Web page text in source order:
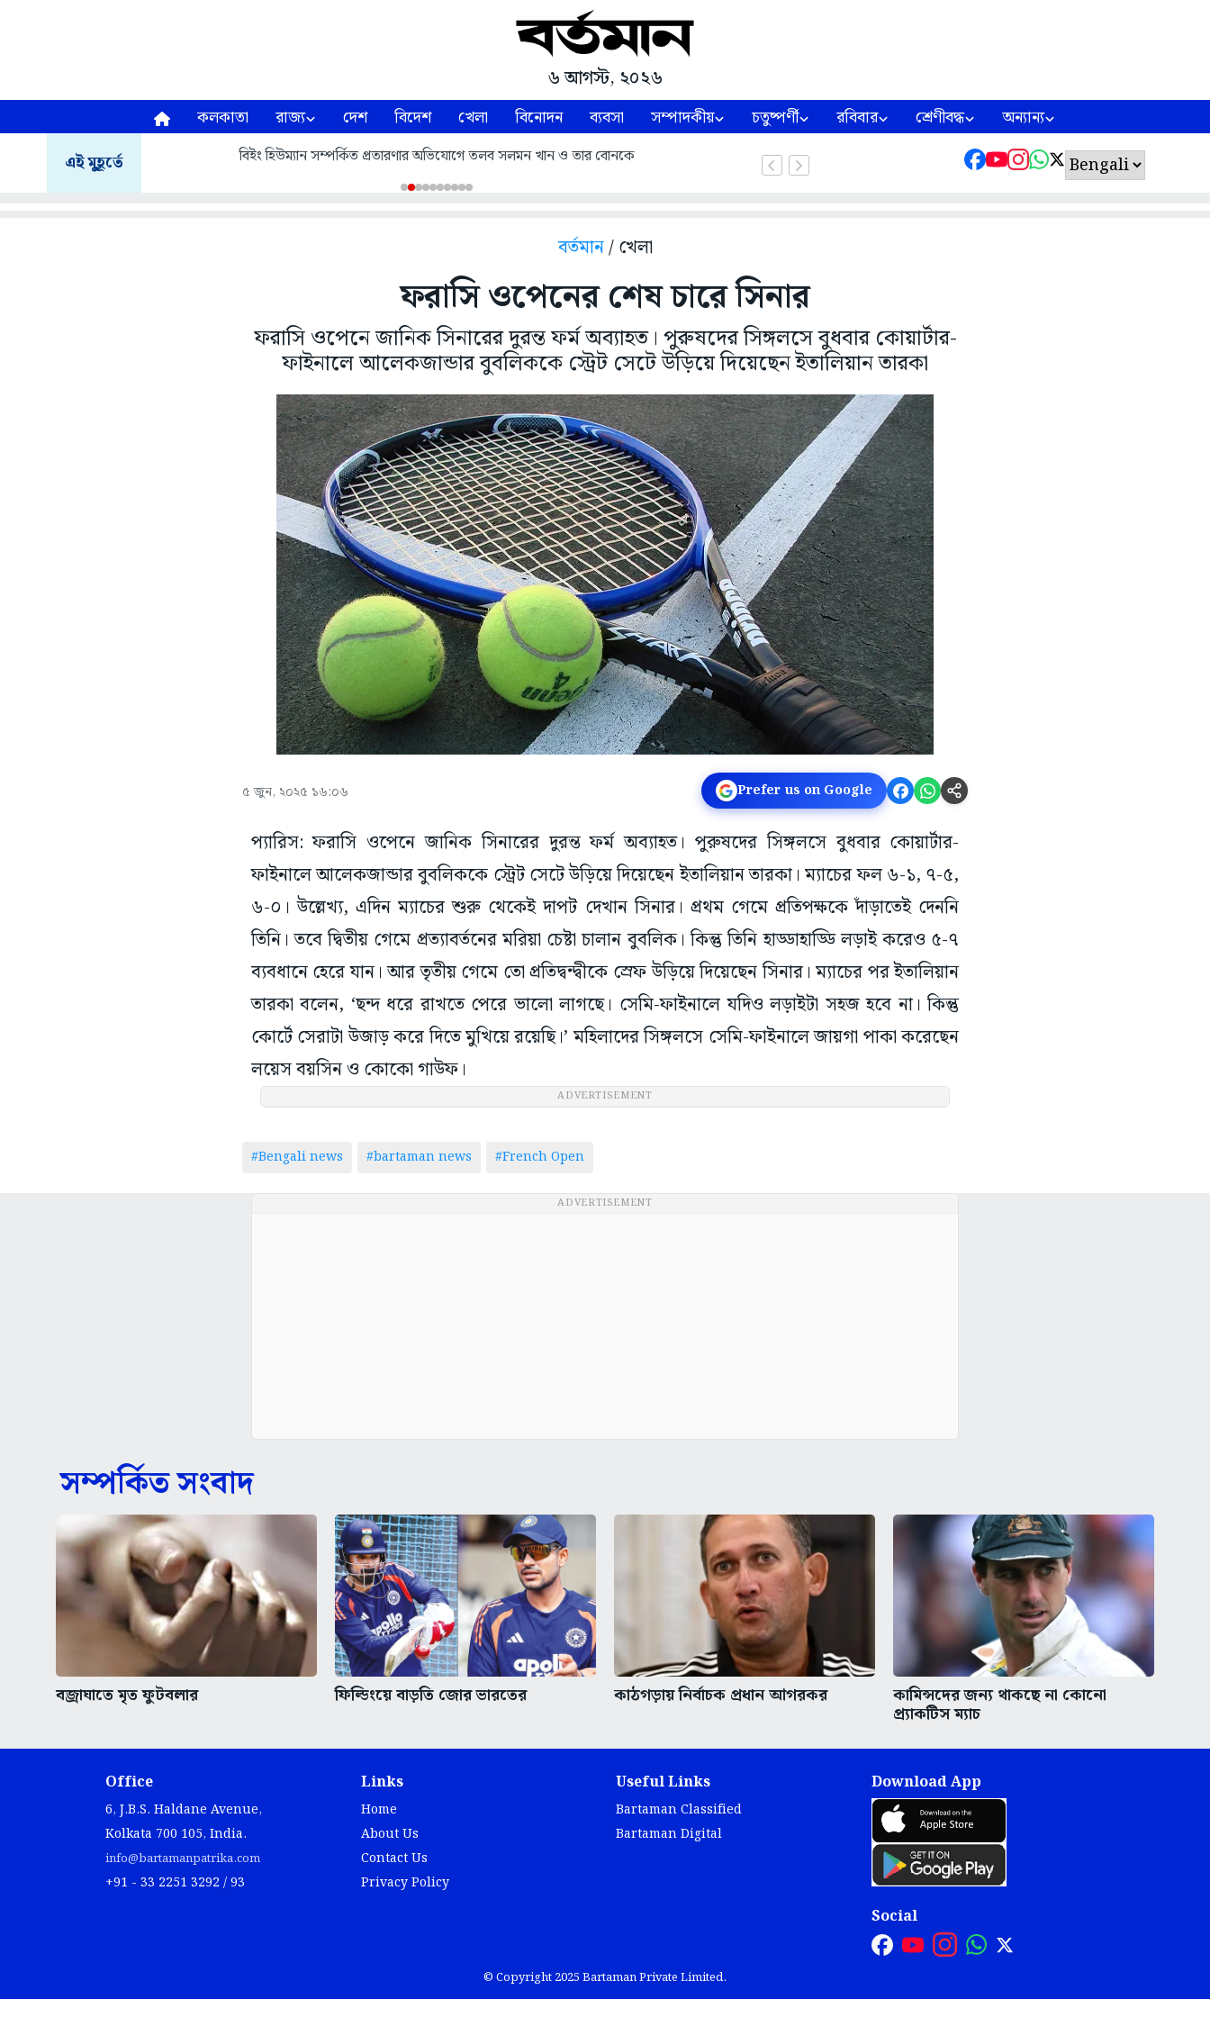
৬ আগস্ট, ২০২৬
কলকাতা রাজ্য দেশ বিদেশ খেলা বিনোদন ব্যবসা সম্পাদকীয় চতুষ্পর্ণী রবিবার শ্রেণীবদ্ধ অন্যান্য
এই মুহূর্তে বিইং হিউম্যান সম্পর্কিত প্রতারণার অভিযোগে তলব সলমন খান ও তার বোনকে
বর্তমান/ খেলা
ফরাসি ওপেনের শেষ চারে সিনার
ফরাসি ওপেনে জানিক সিনারের দুরন্ত ফর্ম অব্যাহত। পুরুষদের সিঙ্গলসে বুধবার কোয়ার্টার-
ফাইনালে আলেকজান্ডার বুবলিককে স্ট্রেট সেটে উড়িয়ে দিয়েছেন ইতালিয়ান তারকা
৫ জুন, ২০২৫ ১৬:০৬ Prefer us on Google
প্যারিস: ফরাসি ওপেনে জানিক সিনারের দুরন্ত ফর্ম অব্যাহত। পুরুষদের সিঙ্গলসে বুধবার কোয়ার্টার-
ফাইনালে আলেকজান্ডার বুবলিককে স্ট্রেট সেটে উড়িয়ে দিয়েছেন ইতালিয়ান তারকা। ম্যাচের ফল ৬-১, ৭-৫,
৬-০। উল্লেখ্য, এদিন ম্যাচের শুরু থেকেই দাপট দেখান সিনার। প্রথম গেমে প্রতিপক্ষকে দাঁড়াতেই দেননি
তিনি। তবে দ্বিতীয় গেমে প্রত্যাবর্তনের মরিয়া চেষ্টা চালান বুবলিক। কিন্তু তিনি হাড্ডাহাড্ডি লড়াই করেও ৫-৭
ব্যবধানে হেরে যান। আর তৃতীয় গেমে তো প্রতিদ্বন্দ্বীকে স্রেফ উড়িয়ে দিয়েছেন সিনার। ম্যাচের পর ইতালিয়ান
তারকা বলেন, ‘ছন্দ ধরে রাখতে পেরে ভালো লাগছে। সেমি-ফাইনালে যদিও লড়াইটা সহজ হবে না। কিন্তু
কোর্টে সেরাটা উজাড় করে দিতে মুখিয়ে রয়েছি।’ মহিলাদের সিঙ্গলসে সেমি-ফাইনালে জায়গা পাকা করেছেন
লয়েস বয়সিন ও কোকো গাউফ।
ADVERTISEMENT
#Bengali news #bartaman news #French Open
ADVERTISEMENT
সম্পর্কিত সংবাদ
বজ্রাঘাতে মৃত ফুটবলার ফিল্ডিংয়ে বাড়তি জোর ভারতের কাঠগড়ায় নির্বাচক প্রধান আগরকর কামিন্সদের জন্য থাকছে না কোনো
প্র্যাকটিস ম্যাচ
Office
6, J.B.S. Haldane Avenue,
Kolkata 700 105, India.
info@bartamanpatrika.com
+91 - 33 2251 3292 / 93
Links
Home
About Us
Contact Us
Privacy Policy
Useful Links
Bartaman Classified
Bartaman Digital
Download App
Social
© Copyright 2025 Bartaman Private Limited.